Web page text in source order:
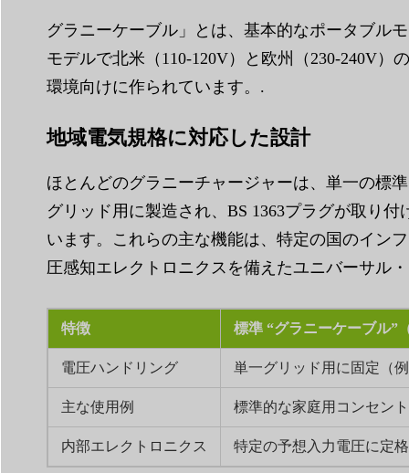
グラニーケーブル」とは、基本的なポータブル
モデルで北米（110-120V）と欧州（230-240V
環境向けに作られています。.
地域電気規格に対応した設計
ほとんどのグラニーチャージャーは、単一の標
グリッド用に製造され、BS 1363プラグが取り
います。これらの主な機能は、特定の国のイン
圧感知エレクトロニクスを備えたユニバーサル
特徴 標準 “グラニーケーブル”
電圧ハンドリング 単一グリッド用に固定（
主な使用例 標準的な家庭用コンセン
内部エレクトロニクス 特定の予想入力電圧に定